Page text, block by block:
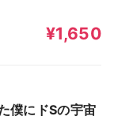
¥1,650
僕にドSの宇宙